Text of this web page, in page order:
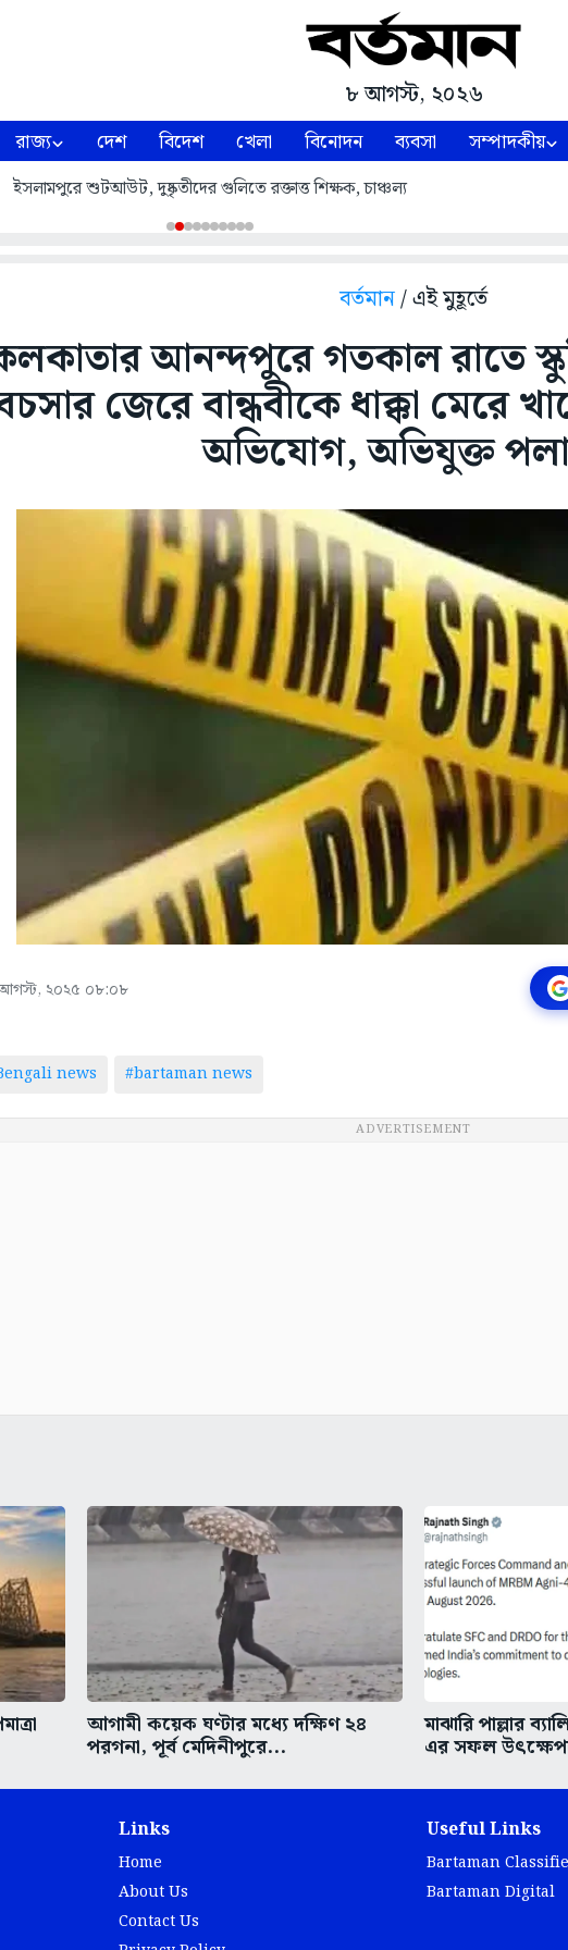
৮ আগস্ট, ২০২৬
রাজ্য দেশ বিদেশ খেলা বিনোদন ব্যবসা সম্পাদকীয়
ইসলামপুরে শুটআউট, দুষ্কৃতীদের গুলিতে রক্তাত্ত শিক্ষক, চাঞ্চল্য
বর্তমান/ এই মুহূর্তে
আনন্দপুরে গতকাল রাতে
জেরে বান্ধবীকে ধাক্কা মেরে
অভিযোগ, অভিযুক্ত
২০২৫ ০৮:০৮
news #bartaman news
ADVERTISEMENT
আগামী কয়েক ঘণ্টার মধ্যে দক্ষিণ ২৪
পরগনা, পূর্ব মেদিনীপুরে...
মাঝারি পাল্লার
এর সফল
Links
Home
About Us
Contact Us
Useful Links
Bartaman
Bartaman Digital